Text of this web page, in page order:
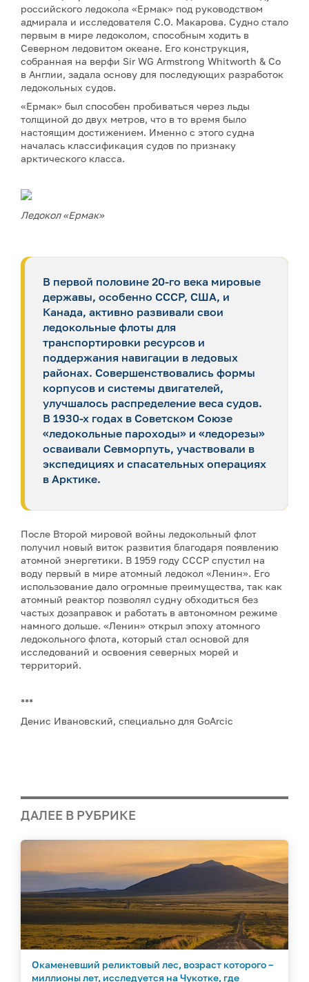
российского ледокола «Ермак» под руководством
адмирала и исследователя С.О. Макарова. Судно стало
первым в мире ледоколом, способным ходить в
Северном ледовитом океане. Его конструкция,
собранная на верфи Sir WG Armstrong Whitworth & Co
в Англии, задала основу для последующих разработок
ледокольных судов.
«Ермак» был способен пробиваться через льды
толщиной до двух метров, что в то время было
настоящим достижением. Именно с этого судна
началась классификация судов по признаку
арктического класса.
Ледокол «Ермак»
В первой половине 20-го века мировые
державы, особенно СССР, США, и
Канада, активно развивали свои
ледокольные флоты для
транспортировки ресурсов и
поддержания навигации в ледовых
районах. Совершенствовались формы
корпусов и системы двигателей,
улучшалось распределение веса судов.
В 1930-х годах в Советском Союзе
«ледокольные пароходы» и «ледорезы»
осваивали Севморпуть, участвовали в
экспедициях и спасательных операциях
в Арктике.
После Второй мировой войны ледокольный флот
получил новый виток развития благодаря появлению
атомной энергетики. В 1959 году СССР спустил на
воду первый в мире атомный ледокол «Ленин». Его
использование дало огромные преимущества, так как
атомный реактор позволял судну обходиться без
частых дозаправок и работать в автономном режиме
намного дольше. «Ленин» открыл эпоху атомного
ледокольного флота, который стал основой для
исследований и освоения северных морей и
территорий.
***
Денис Ивановский, специально для GoArcic
ДАЛЕЕ В РУБРИКЕ
Окаменевший реликтовый лес, возраст которого –
миллионы лет, исследуется на Чукотке, где